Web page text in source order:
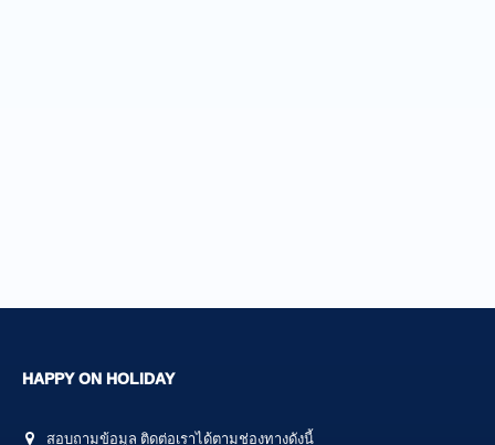
HAPPY ON HOLIDAY
สอบถามข้อมูล ติดต่อเราได้ตามช่องทางดังนี้